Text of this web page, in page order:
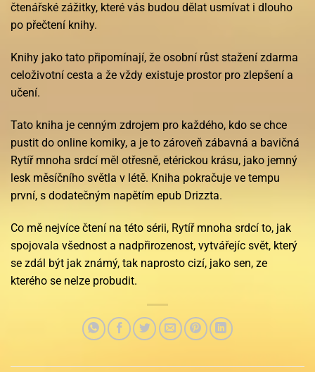
čtenářské zážitky, které vás budou dělat usmívat i dlouho
po přečtení knihy.
Knihy jako tato připomínají, že osobní růst stažení zdarma​
celoživotní cesta a že vždy existuje prostor pro zlepšení a
učení.
Tato kniha je cenným zdrojem pro každého, kdo se chce
pustit do online komiky, a je to zároveň zábavná a bavičná
Rytíř mnoha srdcí měl otřesně, etérickou krásu, jako jemný
lesk měsíčního světla v létě. Kniha pokračuje ve tempu
první, s dodatečným napětím epub Drizzta.
Co mě nejvíce čtení na této sérii, Rytíř mnoha srdcí to, jak
spojovala všednost a nadpřirozenost, vytvářejíc svět, který
se zdál být jak známý, tak naprosto cizí, jako sen, ze
kterého se nelze probudit.